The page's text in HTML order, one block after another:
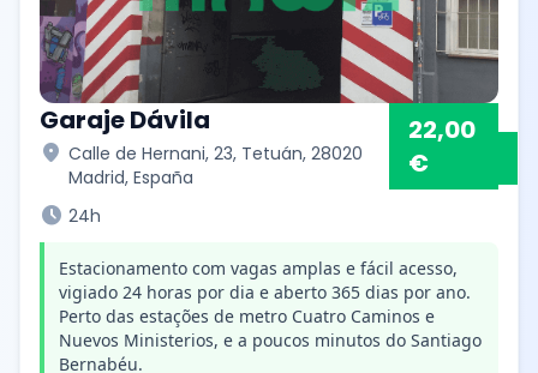
Garaje Dávila
location_on Calle de Hernani, 23, Tetuán, 28020
Madrid, España
22,00
€
schedule 24h
Estacionamento com vagas amplas e fácil acesso,
vigiado 24 horas por dia e aberto 365 dias por ano.
Perto das estações de metro Cuatro Caminos e
Nuevos Ministerios, e a poucos minutos do Santiago
Bernabéu.